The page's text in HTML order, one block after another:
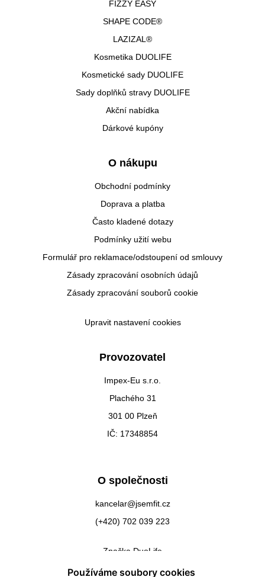
Používáme soubory cookies
FIZZY EASY
SHAPE CODE®
LAZIZAL®
Kosmetika DUOLIFE
Kosmetické sady DUOLIFE
Sady doplňků stravy DUOLIFE
Akční nabídka
Dárkové kupóny
O nákupu
Obchodní podmínky
Doprava a platba
Často kladené dotazy
Podmínky užití webu
Formulář pro reklamace/odstoupení od smlouvy
Zásady zpracování osobních údajů
Zásady zpracování souborů cookie
Upravit nastavení cookies
Provozovatel
Impex-Eu s.r.o.
Plachého 31
301 00 Plzeň
IČ: 17348854
O společnosti
kancelar@jsemfit.cz
(+420) 702 039 223
Značka DuoLife
Kontakty